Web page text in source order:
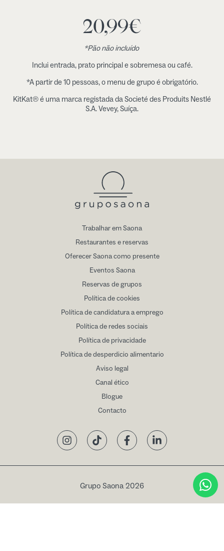
20,99€
*Pão não incluído
Inclui entrada, prato principal e sobremesa ou café.
*A partir de 10 pessoas, o menu de grupo é obrigatório.
KitKat® é uma marca registada da Societé des Produits Nestlé
S.A. Vevey, Suíça.
Trabalhar em Saona
Restaurantes e reservas
Oferecer Saona como presente
Eventos Saona
Reservas de grupos
Política de cookies
Política de candidatura a emprego
Política de redes sociais
Política de privacidade
Política de desperdicio alimentario
Aviso legal
Canal ético
Blogue
Contacto
InstagramTikTok FacebookLinkedIn
Grupo Saona 2026